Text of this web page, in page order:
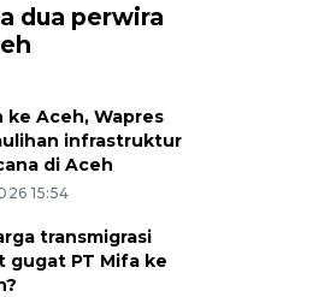
dua perwira
ke Aceh, Wapres
infrastruktur
di Aceh
15:54
transmigrasi
gugat PT Mifa ke